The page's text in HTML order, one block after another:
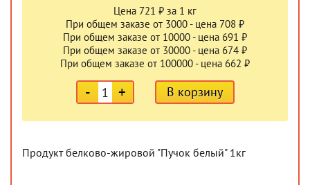
Цена 721 ₽ за 1 кг
При общем заказе от 3000 - цена 708 ₽
При общем заказе от 10000 - цена 691 ₽
При общем заказе от 30000 - цена 674 ₽
При общем заказе от 100000 - цена 662 ₽
- + В корзину
Продукт белково-жировой "Пучок белый" 1кг